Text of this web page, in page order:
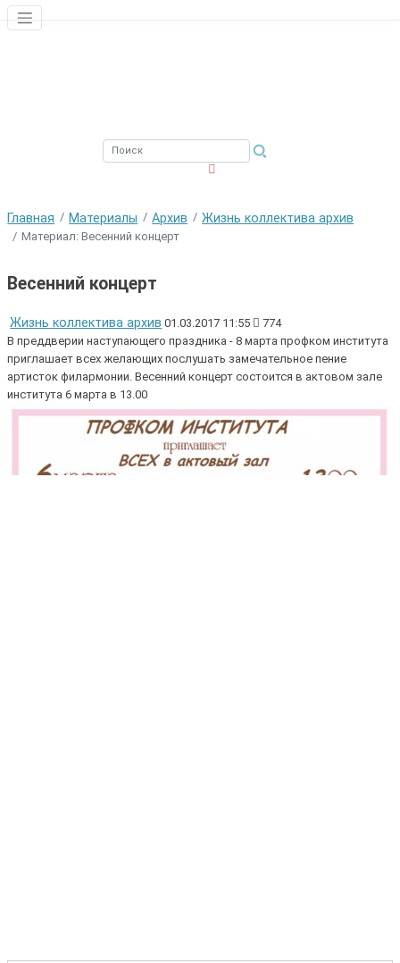
Главная Материалы Архив Жизнь коллектива архив
Материал: Весенний концерт
Весенний концерт
Жизнь коллектива архив 01.03.2017 11:55
774
В преддверии наступающего праздника - 8 марта профком института
приглашает всех желающих послушать замечательное пение
артисток филармонии. Весенний концерт состоится в актовом зале
института 6 марта в 13.00